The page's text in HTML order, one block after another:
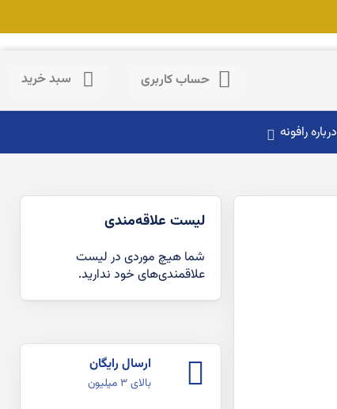
حساب کاربری
حساب کاربری سبد خرید
درباره رافونه
لیست علاقه‌مندی
شما هیچ موردی در لیست
علاقمندی‌های خود ندارید.
ارسال رایگان
بالای ۳ میلیون